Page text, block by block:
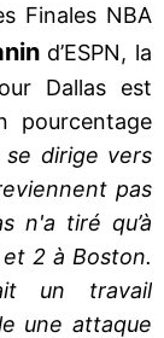
Finales NBA
d’ESPN, la
Dallas est
pourcentage
dirige vers
pas
n'a tiré qu’à
2 à Boston.
un travail
une attaque